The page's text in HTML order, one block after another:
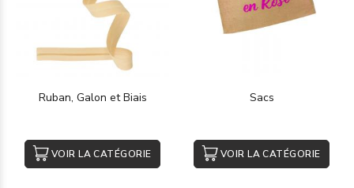
Ruban, Galon et Biais
VOIR LA CATÉGORIE
Sacs
VOIR LA CATÉGORIE